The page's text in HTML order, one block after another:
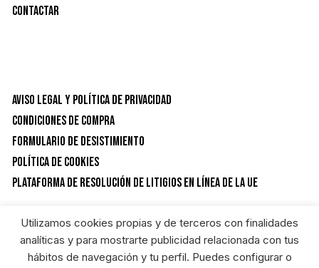
Contactar
Aviso Legal y Política de privacidad
Condiciones de Compra
Formulario de desistimiento
Política de Cookies
Plataforma de resolución de litigios en línea de la UE
CATEGORÍAS DEL PRODUCTO
Utilizamos cookies propias y de terceros con finalidades
analíticas y para mostrarte publicidad relacionada con tus
hábitos de navegación y tu perfil. Puedes configurar o